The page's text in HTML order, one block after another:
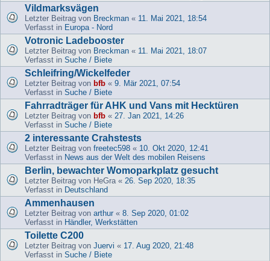
Vildmarksvägen
Letzter Beitrag von Breckman « 11. Mai 2021, 18:54
Verfasst in Europa - Nord
Votronic Ladebooster
Letzter Beitrag von Breckman « 11. Mai 2021, 18:07
Verfasst in Suche / Biete
Schleifring/Wickelfeder
Letzter Beitrag von bfb « 9. Mär 2021, 07:54
Verfasst in Suche / Biete
Fahrradträger für AHK und Vans mit Hecktüren
Letzter Beitrag von bfb « 27. Jan 2021, 14:26
Verfasst in Suche / Biete
2 interessante Crahstests
Letzter Beitrag von freetec598 « 10. Okt 2020, 12:41
Verfasst in News aus der Welt des mobilen Reisens
Berlin, bewachter Womoparkplatz gesucht
Letzter Beitrag von HeGra« 26. Sep 2020, 18:35
Verfasst in Deutschland
Ammenhausen
Letzter Beitrag von arthur « 8. Sep 2020, 01:02
Verfasst in Händler, Werkstätten
Toilette C200
Letzter Beitrag von Juervi « 17. Aug 2020, 21:48
Verfasst in Suche / Biete